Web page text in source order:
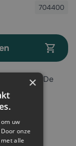
704400
De
over de
meet de
×
uw
onze
alle